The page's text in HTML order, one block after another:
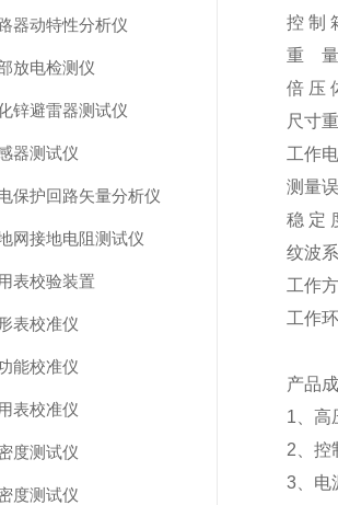
器动特性分析仪
放电检测仪
锌避雷器测试仪
器测试仪
保护回路矢量分析仪
网接地电阻测试仪
表校验装置
表校准仪
能校准仪
表校准仪
度测试仪
度测试仪
控 制
重
倍 压
尺寸
工作
测量
稳 定
纹波
工作
工作
产品
1、高
2、控
3、电